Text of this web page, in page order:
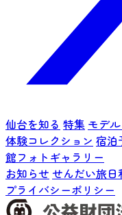
仙台を知る 特集 モデ
体験コレクション 宿泊
館フォトギャラリー
お知らせ せんだい旅日
プライバシーポリシー